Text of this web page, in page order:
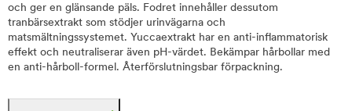
och ger en glänsande päls. Fodret innehåller dessutom
tranbärsextrakt som stödjer urinvägarna och
matsmältningssystemet. Yuccaextrakt har en anti-inflammatorisk
effekt och neutraliserar även pH-värdet. Bekämpar hårbollar med
en anti-hårboll-formel. Återförslutningsbar förpackning.